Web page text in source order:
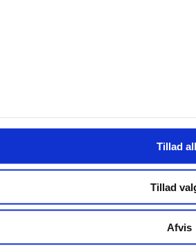
Tillad
Tillad
Afvis
– 17:30
& hosting by Webhuset Ballum ApS